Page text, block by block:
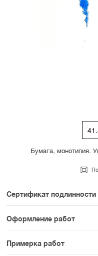
Бумага, монотипия.
Сертификат подлинности
К каждому авторскому
прикладываем
раздела SAMPLE
Оформление работ
При покупке
оплатить вариант
Примерка работ